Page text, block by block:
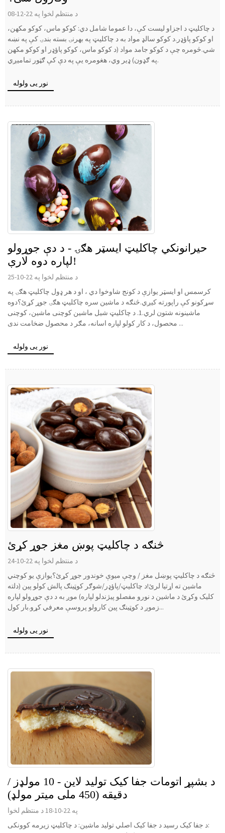
د منتظم لخوا په 22-12-08
د چاکلیټ د اجزاو لیست کې، دا عموما شامل دي: کوکو ماس، کوکو مکھن،
او کوکو پاؤډر.د کوکو سالډ مواد به د چاکلیټ په بهرنۍ بسته بندۍ کې په نښه
شي.څومره چې د کوکو جامد مواد (د کوکو ماس، کوکو پاؤډر او کوکو مکھن
په ګډون) ډیر وي، هغومره یې په دې کې ګټور تمامیږي.
نور یی ولوله
حیرانونکي چاکلیټ ایسټر هګۍ - د دې جوړولو
لپاره دوه لارې!
د منتظم لخوا په 22-10-25
کرسمس او ایسټر یوازې د کونج شاوخوا دي ، او د هر ډول چاکلیټ هګۍ په
سړکونو کې راپورته کیږي.څنګه د ماشین سره چاکلیټ هګۍ جوړ کړئ؟دوه
ماشینونه شتون لري.1. د چاکلیټ شیل ماشین کوچنی ماشین، کوچنی
محصول، د کار کولو لپاره اسانه، مګر د محصول ضخامت ندی ...
نور یی ولوله
څنګه د چاکلیټ پوښ مغز جوړ کړئ
د منتظم لخوا په 22-10-24
څنګه د چاکلیټ پوښل مغز / وچې میوې خوندور جوړ کړئ؟یوازې یو کوچني
ماشین ته اړتیا لرئ!د چاکلیټ/پاؤډر/شوګر کوټینګ پالش کولو پین (دلته
کلیک وکړئ د ماشین د نورو مفصلو پیژندلو لپاره) موږ به د دې جوړولو لپاره
زموږ د کوټینګ پین کارولو پروسې معرفي کړو.بار کول...
نور یی ولوله
د بشپړ اتومات جفا کیک تولید لاین - 10 مولډز /
دقیقه (450 ملی میتر مولډ)
په 22-10-18 د منتظم لخوا
د جفا کیک رسید د جفا کیک اصلي تولید ماشین: د چاکلیټ زیرمه کوونکی: